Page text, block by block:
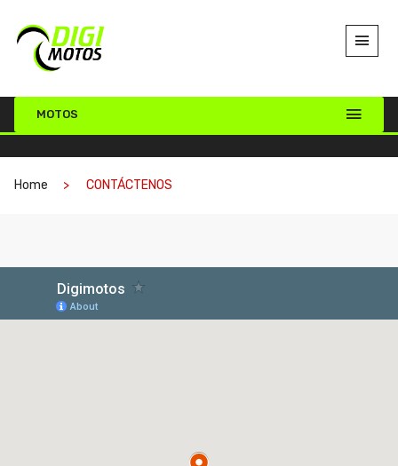
MOTOS
Home CONTÁCTENOS